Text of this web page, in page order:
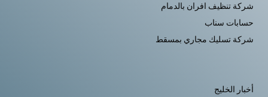
شركة تنظيف افران بالدمام
حسابات سناب
شركة تسليك مجاري بمسقط
أخبار الخليج